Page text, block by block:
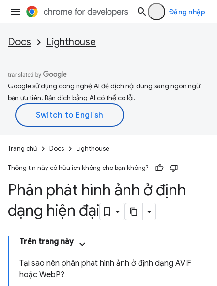
Đăng nhập
Docs Lighthouse
Google sử dụng công nghệ AI để dịch nội dung sang ngôn ngữ
bạn ưu tiên. Bản dịch bằng AI có thể có lỗi.
Trang chủ Docs Lighthouse
Thông tin này có hữu ích không cho bạn không?
Phân phát hình ảnh ở định
dạng hiện đại
Trên trang này
Tại sao nên phân phát hình ảnh ở định dạng AVIF
hoặc WebP?